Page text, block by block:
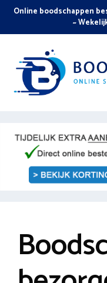
Skip
content
Online boodschappen
~